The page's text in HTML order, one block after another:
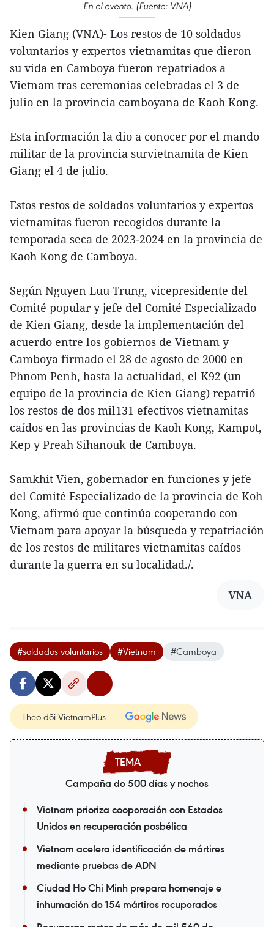
En el evento. (Fuente: VNA)
Kien Giang (VNA)- Los restos de 10 soldados
voluntarios y expertos vietnamitas que dieron
su vida en Camboya fueron repatriados a
Vietnam tras ceremonias celebradas el 3 de
julio en la provincia camboyana de Kaoh Kong.
Esta información la dio a conocer por el mando
militar de la provincia survietnamita de Kien
Giang el 4 de julio.
Estos restos de soldados voluntarios y expertos
vietnamitas fueron recogidos durante la
temporada seca de 2023-2024 en la provincia de
Kaoh Kong de Camboya.
Según Nguyen Luu Trung, vicepresidente del
Comité popular y jefe del Comité Especializado
de Kien Giang, desde la implementación del
acuerdo entre los gobiernos de Vietnam y
Camboya firmado el 28 de agosto de 2000 en
Phnom Penh, hasta la actualidad, el K92 (un
equipo de la provincia de Kien Giang) repatrió
los restos de dos mil131 efectivos vietnamitas
caídos en las provincias de Kaoh Kong, Kampot,
Kep y Preah Sihanouk de Camboya.
Samkhit Vien, gobernador en funciones y jefe
del Comité Especializado de la provincia de Koh
Kong, afirmó que continúa cooperando con
Vietnam para apoyar la búsqueda y repatriación
de los restos de militares vietnamitas caídos
durante la guerra en su localidad./.
VNA
#soldados voluntarios #Vietnam #Camboya
Theo dõi VietnamPlus
Campaña de 500 días y noches
Vietnam prioriza cooperación con Estados
Unidos en recuperación posbélica
Vietnam acelera identificación de mártires
mediante pruebas de ADN
Ciudad Ho Chi Minh prepara homenaje e
inhumación de 154 mártires recuperados